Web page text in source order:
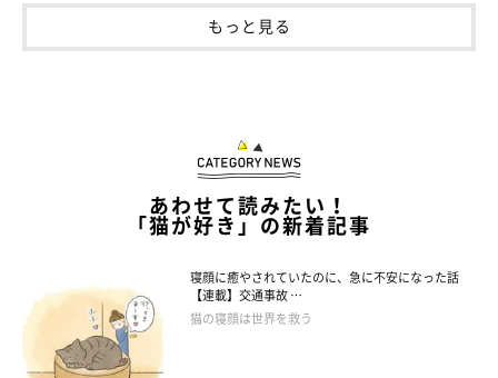
もっと見る
あわせて読みたい！
「猫が好き」の新着記事
寝顔に癒やされていたのに、急に不安になった話
【連載】交通事故 …
猫の寝顔は世界を救う